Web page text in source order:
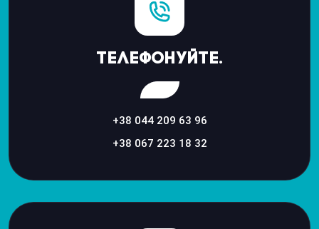
Телефонуйте.
+38 044 209 63 96
+38 067 223 18 32